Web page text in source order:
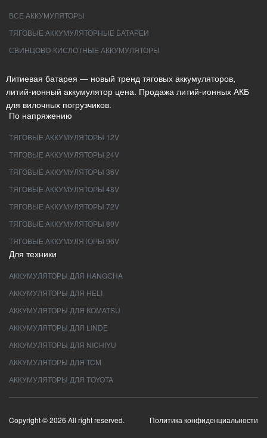
ВСЕ АККУМУЛЯТОРЫ
ТЯГОВЫЕ АККУМУЛЯТОРНЫЕ БАТАРЕИ
СВИНЦОВО-КИСЛОТНЫЕ АККУМУЛЯТОРЫ
Литиевая батарея — новый тренд тяговых аккумуляторов,
литий-ионный аккумулятор цена. Продажа литий-ионных АКБ
для вилочных погрузчиков.
По напряжению
ТЯГОВЫЕ АККУМУЛЯТОРЫ 12V
ТЯГОВЫЕ АККУМУЛЯТОРЫ 24V
ТЯГОВЫЕ АККУМУЛЯТОРЫ 36V
ТЯГОВЫЕ АККУМУЛЯТОРЫ 48V
ТЯГОВЫЕ АККУМУЛЯТОРЫ 72V
ТЯГОВЫЕ АККУМУЛЯТОРЫ 80V
ТЯГОВЫЕ АККУМУЛЯТОРЫ 96V
Для техники
АККУМУЛЯТОРЫ ДЛЯ HANGCHA
АККУМУЛЯТОРЫ ДЛЯ HELI
АККУМУЛЯТОРЫ ДЛЯ KOMATSU
АККУМУЛЯТОРЫ ДЛЯ LINDE
АККУМУЛЯТОРЫ ДЛЯ NICHIYU
АККУМУЛЯТОРЫ ДЛЯ TCM
АККУМУЛЯТОРЫ ДЛЯ TOYOTA
Copyright © 2026 All right reserved. Политика конфиденциальности